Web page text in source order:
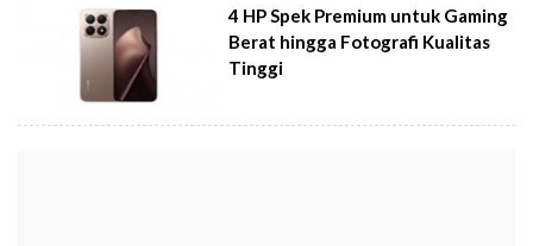
4 HP Spek Premium untuk Gaming
Berat hingga Fotografi Kualitas
Tinggi